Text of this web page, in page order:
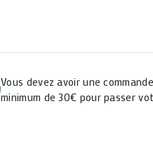
Vous devez avoir une
minimum de 30€ pour passer